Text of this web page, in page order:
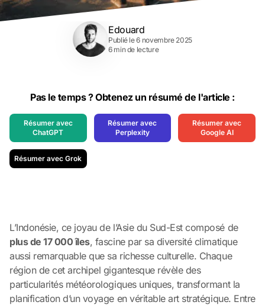
L’Indonésie, ce joyau de l’Asie du Sud-Est composé de
plus de 17 000 îles, fascine par sa diversité climatique
aussi remarquable que sa richesse culturelle. Chaque
région de cet archipel gigantesque révèle des
particularités météorologiques uniques, transformant la
planification d’un voyage en véritable art stratégique. Entre
Edouard
Publié le 6 novembre 2025
6 min de lecture
Pas le temps ? Obtenez un résumé de l'article :
Résumer avec
ChatGPT
Résumer avec
Perplexity
Résumer avec
Google AI
Résumer avec Grok